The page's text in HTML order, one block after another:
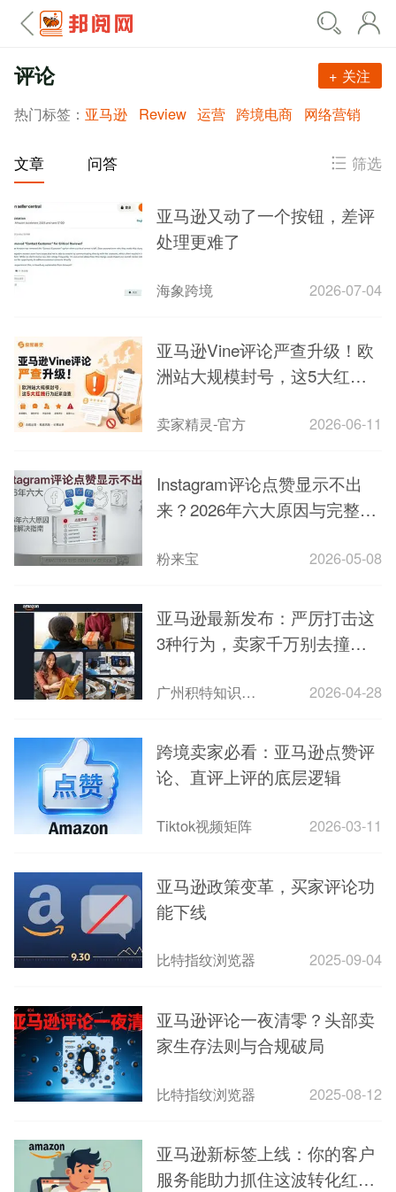
评论
+ 关注
热门标签： 亚马逊 Review 运营 跨境电商 网络营销
文章 问答 筛选
亚马逊又动了一个按钮，差评
处理更难了
海象跨境 2026-07-04
亚马逊Vine评论严查升级！欧
洲站大规模封号，这5大红线
卖家精灵-官方 2026-06-11
Instagram评论点赞显示不出
来？2026年六大原因与完整解
粉来宝 2026-05-08
亚马逊最新发布：严厉打击这
3种行为，卖家千万别去撞枪
广州积特知识产权代理事务所 2026-04-28
跨境卖家必看：亚马逊点赞评
论、直评上评的底层逻辑
Tiktok视频矩阵 2026-03-11
亚马逊政策变革，买家评论功
能下线
比特指纹浏览器 2025-09-04
亚马逊评论一夜清零？头部卖
家生存法则与合规破局
比特指纹浏览器 2025-08-12
亚马逊新标签上线：你的客户
服务能助力抓住这波转化红利